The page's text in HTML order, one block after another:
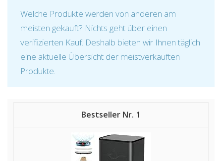
Welche Produkte werden von anderen am
meisten gekauft? Nichts geht über einen
verifizierten Kauf. Deshalb bieten wir Ihnen täglich
eine aktuelle Übersicht der meistverkauften
Produkte.
1